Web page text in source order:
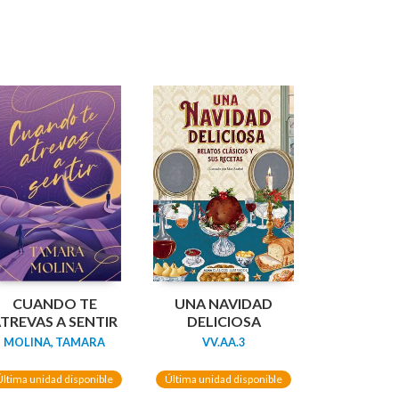
CUANDO TE
A SENTIR
MOLINA, TAMARA
unidad disponible
UNA NAVIDAD
DELICIOSA
VV.AA.3
Última unidad disponible